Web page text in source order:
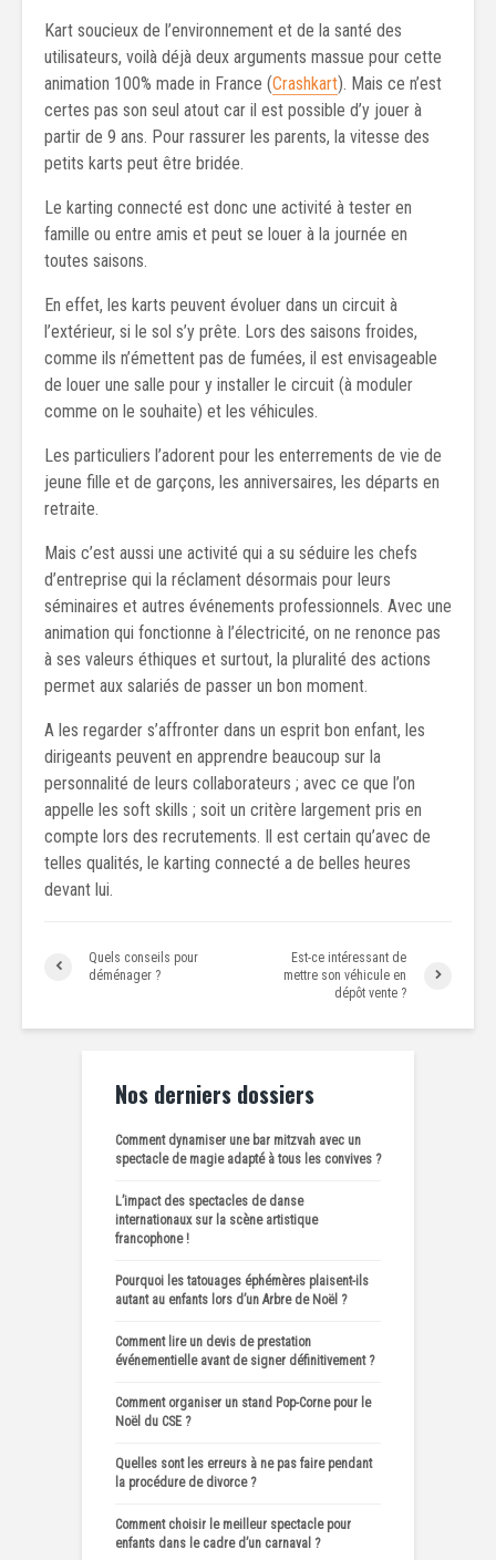
Kart soucieux de l’environnement et de la santé des
utilisateurs, voilà déjà deux arguments massue pour cette
animation 100% made in France (Crashkart). Mais ce n’est
certes pas son seul atout car il est possible d’y jouer à
partir de 9 ans. Pour rassurer les parents, la vitesse des
petits karts peut être bridée.
Le karting connecté est donc une activité à tester en
famille ou entre amis et peut se louer à la journée en
toutes saisons.
En effet, les karts peuvent évoluer dans un circuit à
l’extérieur, si le sol s’y prête. Lors des saisons froides,
comme ils n’émettent pas de fumées, il est envisageable
de louer une salle pour y installer le circuit (à moduler
comme on le souhaite) et les véhicules.
Les particuliers l’adorent pour les enterrements de vie de
jeune fille et de garçons, les anniversaires, les départs en
retraite.
Mais c’est aussi une activité qui a su séduire les chefs
d’entreprise qui la réclament désormais pour leurs
séminaires et autres événements professionnels. Avec une
animation qui fonctionne à l’électricité, on ne renonce pas
à ses valeurs éthiques et surtout, la pluralité des actions
permet aux salariés de passer un bon moment.
A les regarder s’affronter dans un esprit bon enfant, les
dirigeants peuvent en apprendre beaucoup sur la
personnalité de leurs collaborateurs ; avec ce que l’on
appelle les soft skills ; soit un critère largement pris en
compte lors des recrutements. Il est certain qu’avec de
telles qualités, le karting connecté a de belles heures
devant lui.
Quels conseils pour
déménager ?
Est-ce intéressant de
mettre son véhicule en
dépôt vente ?
Nos derniers dossiers
Comment dynamiser une bar mitzvah avec un
spectacle de magie adapté à tous les convives ?
L’impact des spectacles de danse
internationaux sur la scène artistique
francophone !
Pourquoi les tatouages éphémères plaisent-ils
autant au enfants lors d’un Arbre de Noël ?
Comment lire un devis de prestation
événementielle avant de signer définitivement ?
Comment organiser un stand Pop-Corne pour le
Noël du CSE ?
Quelles sont les erreurs à ne pas faire pendant
la procédure de divorce ?
Comment choisir le meilleur spectacle pour
enfants dans le cadre d’un carnaval ?